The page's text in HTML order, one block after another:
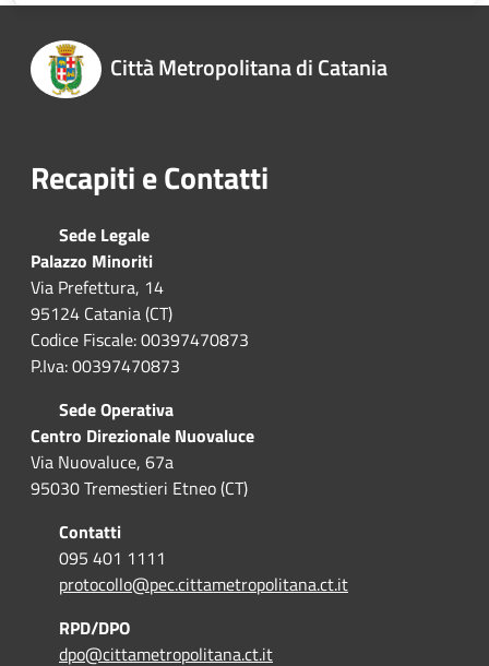
Città Metropolitana di Catania
Recapiti e Contatti
Sede Legale
Palazzo Minoriti
Via Prefettura, 14
95124 Catania (CT)
Codice Fiscale: 00397470873
P.Iva: 00397470873
Sede Operativa
Centro Direzionale Nuovaluce
Via Nuovaluce, 67a
95030 Tremestieri Etneo (CT)
Contatti
095 401 1111
protocollo@pec.cittametropolitana.ct.it
RPD/DPO
dpo@cittametropolitana.ct.it